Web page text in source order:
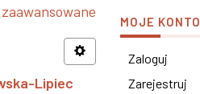
Lipiec
MOJE KONTO
Zaloguj
Zarejestruj